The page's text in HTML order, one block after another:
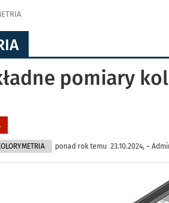
pomiary
ponad rok temu 23.10.2024, ~